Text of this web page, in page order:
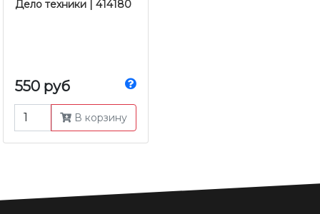
Дело техники | 414180
550 руб
В корзину